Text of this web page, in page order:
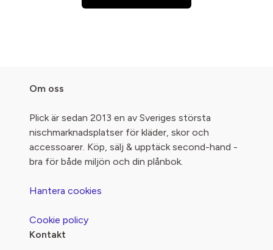
Om oss
Plick är sedan 2013 en av Sveriges största
nischmarknadsplatser för kläder, skor och
accessoarer. Köp, sälj & upptäck second-hand -
bra för både miljön och din plånbok.
Hantera cookies
Cookie policy
Kontakt